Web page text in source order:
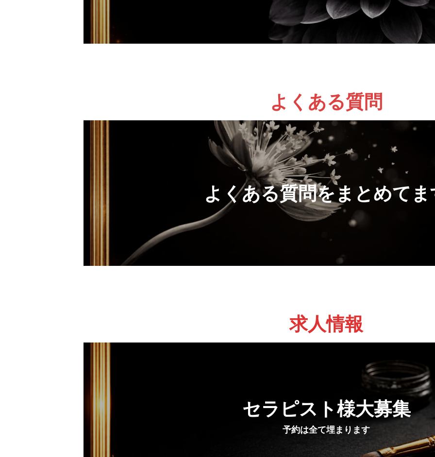
よくある質問
よくある質問をまとめて
求人情報
セラピスト様大募集
予約は全て埋まります